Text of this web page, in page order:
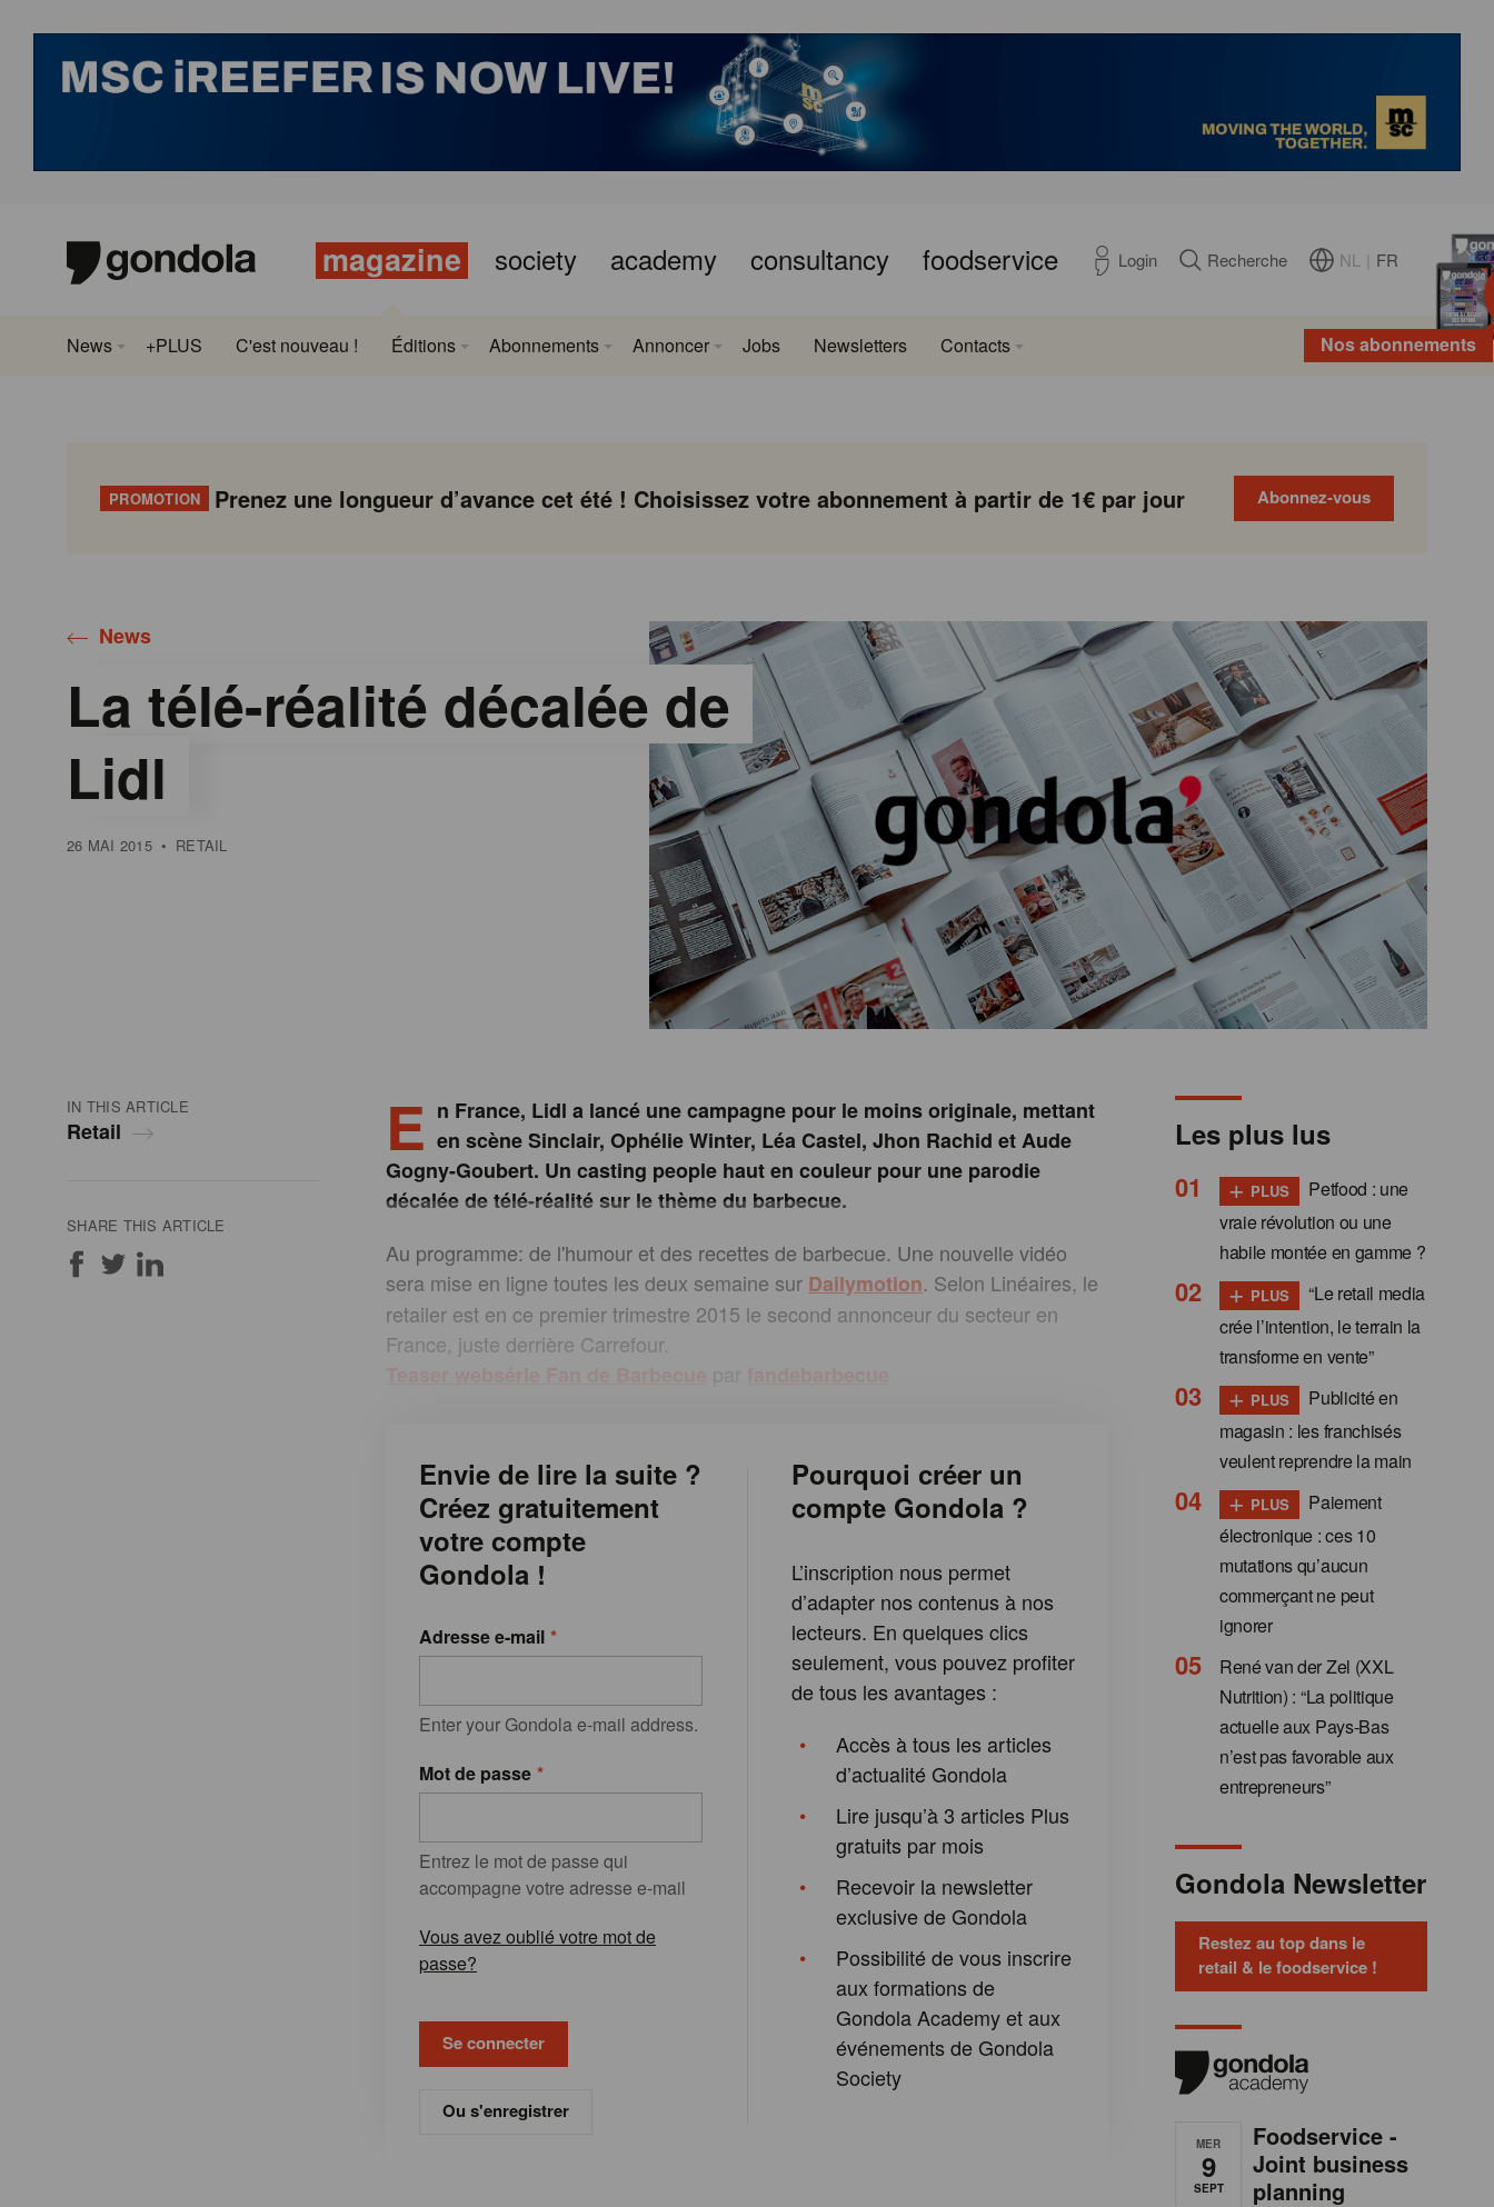
magazine society academy consultancy foodservice Login Recherche NL FR
Nos abonnements
News +PLUS C'est nouveau ! Éditions Abonnements Annoncer Jobs Newsletters Contacts
PROMOTION Prenez une longueur d’avance cet été ! Choisissez votre abonnement à partir de 1€ par jour Abonnez-vous
News
La télé-réalité décalée de
Lidl
26 MAI 2015 • RETAIL
IN THIS ARTICLE
Retail
SHARE THIS ARTICLE
E n France, Lidl a lancé une campagne pour le moins originale, mettant
en scène Sinclair, Ophélie Winter, Léa Castel, Jhon Rachid et Aude
Gogny-Goubert. Un casting people haut en couleur pour une parodie
décalée de télé-réalité sur le thème du barbecue.
Au programme: de l'humour et des recettes de barbecue. Une nouvelle vidéo
sera mise en ligne toutes les deux semaine sur Dailymotion. Selon Linéaires, le
retailer est en ce premier trimestre 2015 le second annonceur du secteur en
France, juste derrière Carrefour.
Teaser websérie Fan de Barbecue
fandebarbecue
Envie de lire la suite ?
Créez gratuitement
votre compte
Gondola !
Adresse e-mail
Enter your Gondola e-mail address.
Mot de passe
Entrez le mot de passe qui
accompagne votre adresse e-mail
Vous avez oublié votre mot de
passe?
Ou s'enregistrer
Pourquoi créer un
compte Gondola ?
L’inscription nous permet
d’adapter nos contenus à nos
lecteurs. En quelques clics
seulement, vous pouvez profiter
de tous les avantages :
Accès à tous les articles
d’actualité Gondola
Lire jusqu’à 3 articles Plus
gratuits par mois
Recevoir la newsletter
exclusive de Gondola
Possibilité de vous inscrire
aux formations de
Gondola Academy et aux
événements de Gondola
Society
Les plus lus
+ PLUS
Petfood : une
vraie révolution ou une
habile montée en gamme ?
+ PLUS
“Le retail media
crée l’intention, le terrain la
transforme en vente”
+ PLUS
Publicité en
magasin : les franchisés
veulent reprendre la main
+ PLUS
Paiement
électronique : ces 10
mutations qu’aucun
commerçant ne peut
ignorer
René van der Zel (XXL
Nutrition) : “La politique
actuelle aux Pays-Bas
n’est pas favorable aux
entrepreneurs”
Gondola Newsletter
Restez au top dans le
retail & le foodservice !
MER
9
SEPT
Foodservice -
Joint business
planning